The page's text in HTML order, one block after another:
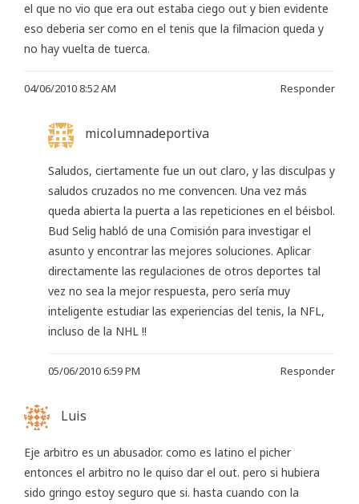
el que no vio que era out estaba ciego out y bien evidente
eso deberia ser como en el tenis que la filmacion queda y
no hay vuelta de tuerca.
04/06/2010 8:52 AM Responder
micolumnadeportiva
Saludos, ciertamente fue un out claro, y las disculpas y
saludos cruzados no me convencen. Una vez más
queda abierta la puerta a las repeticiones en el béisbol.
Bud Selig habló de una Comisión para investigar el
asunto y encontrar las mejores soluciones. Aplicar
directamente las regulaciones de otros deportes tal
vez no sea la mejor respuesta, pero sería muy
inteligente estudiar las experiencias del tenis, la NFL,
incluso de la NHL !!
05/06/2010 6:59 PM Responder
Luis
Eje arbitro es un abusador. como es latino el picher
entonces el arbitro no le quiso dar el out. pero si hubiera
sido gringo estoy seguro que si. hasta cuando con la